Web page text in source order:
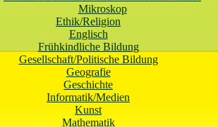
Mikroskop
Ethik/Religion
Englisch
Frühkindliche Bildung
Gesellschaft/Politische Bildung
Geografie
Geschichte
Informatik/Medien
Kunst
Mathematik